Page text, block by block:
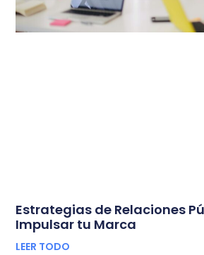
Estrategias de Relaciones
Impulsar tu Marca
LEER TODO